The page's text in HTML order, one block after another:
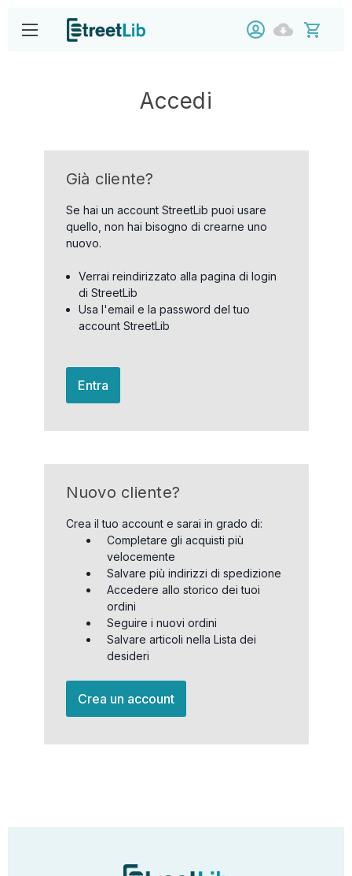
Accedi
Già cliente?
Se hai un account StreetLib puoi usare
quello, non hai bisogno di crearne uno
nuovo.
Verrai reindirizzato alla pagina di login
di StreetLib
Usa l'email e la password del tuo
account StreetLib
Entra
Nuovo cliente?
Crea il tuo account e sarai in grado di:
Completare gli acquisti più
velocemente
Salvare più indirizzi di spedizione
Accedere allo storico dei tuoi
ordini
Seguire i nuovi ordini
Salvare articoli nella Lista dei
desideri
Crea un account